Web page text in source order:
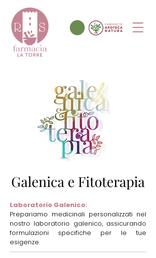
Disponiamo di vari test
diagnostici rapidi per rilevare
condizioni come infezioni, allergie
e intolleranze, fornendo risultati
immediati.
Galenica e Fitoterapia
Laboratorio Galenico:
Prepariamo medicinali personalizzati nel
nostro laboratorio galenico, assicurando
formulazioni specifiche per le tue
esigenze.